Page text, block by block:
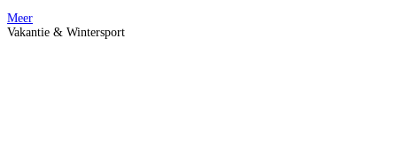
Meer
Vakantie & Wintersport